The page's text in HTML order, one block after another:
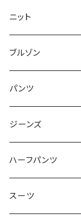
50/XL～
48/L
50/XL～
46/M
48/L
50/XL～
～44/S
46/M
48/L
50/XL～
ニット
～44/S
46/M
48/L
50/XL～
ブルゾン
～44/S
46/M
48/L
50/XL～
パンツ
～44/S
46/M
48/L
ジーンズ
～44/S
46/M
ハーフパンツ
～44/S
スーツ